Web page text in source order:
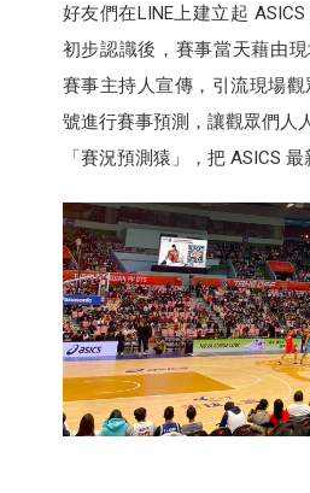
好友們在LINE上建立起
初步認識後，賽事當天藉由現
賽事主持人宣傳，引流現場觀
號進行賽事預測，讓觀眾們人
「賽況預測猿」，把 ASICS 最